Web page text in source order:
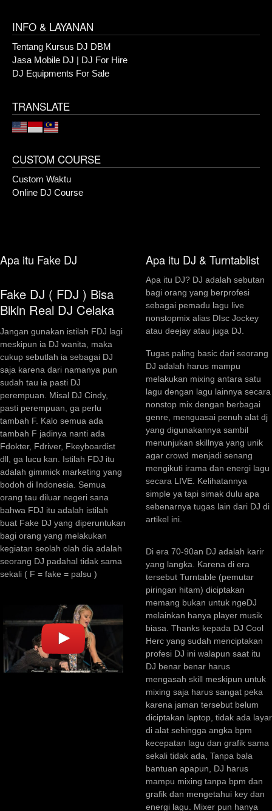
INFO & LAYANAN
Tentang Kursus DJ DBM
Jasa Mobile DJ | DJ For Hire
DJ Equipments For Sale
TRANSLATE
CUSTOM COURSE
Custom Waktu
Online DJ Course
Apa itu Fake DJ
Fake DJ ( FDJ ) Bisa
Bikin Real DJ Celaka
Jangan gunakan istilah FDJ lagi
meskipun ia DJ wanita, maka
cukup sebutlah ia sebagai DJ
saja karena dari namanya pun
sudah tau ia pasti DJ
perempuan. Misal DJ Cindy,
pasti perempuan, ga perlu
tambah F. Kalo semua ada
tambah F jadinya nanti ada
Fdokter, Fdriver, Fkeyboardist
dll, ga lucu kan. Istilah FDJ itu
adalah gimmick marketing yang
bodoh di Indonesia. Semua
orang tau diluar negeri sana
bahwa FDJ itu adalah istilah
buat Fake DJ yang diperuntukan
bagi orang yang melakukan
kegiatan seolah olah dia adalah
seorang DJ padahal tidak sama
sekali ( F = fake = palsu )
Apa itu DJ & Turntablist
Apa itu DJ? DJ adalah sebutan
bagi orang yang berprofesi
sebagai pemadu lagu live
nonstopmix alias DIsc Jockey
atau deejay atau juga DJ.
Tugas paling basic dari seorang
DJ adalah harus mampu
melakukan mixing antara satu
lagu dengan lagu lainnya secara
nonstop mix dengan berbagai
genre, menguasai penuh alat dj
yang digunakannya sambil
menunjukan skillnya yang unik
agar crowd menjadi senang
mengikuti irama dan energi lagu
secara LIVE. Kelihatannya
simple ya tapi simak dulu apa
sebenarnya tugas lain dari DJ di
artikel ini.
Di era 70-90an DJ adalah karir
yang langka. Karena di era
tersebut Turntable (pemutar
piringan hitam) diciptakan
memang bukan untuk ngeDJ
melainkan hanya player musik
biasa. Thanks kepada DJ Cool
Herc yang sudah menciptakan
profesi DJ ini walapun saat itu
DJ benar benar harus
mengasah skill meskipun untuk
mixing saja harus sangat peka
karena jaman tersebut belum
diciptakan laptop, tidak ada layar
di alat sehingga angka bpm
kecepatan lagu dan grafik sama
sekali tidak ada, Tanpa bala
bantuan apapun, DJ harus
mampu mixing tanpa bpm dan
grafik dan mengetahui key dan
energi lagu. Mixer pun hanya